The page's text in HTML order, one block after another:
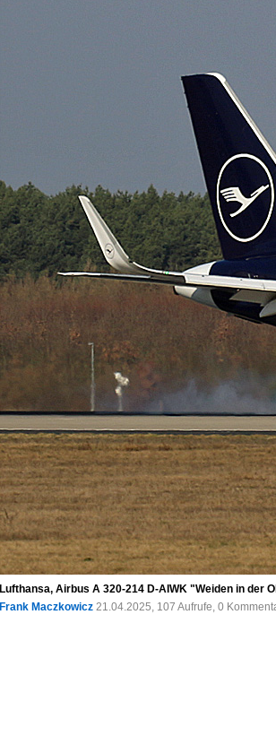
Lufthansa, Airbus A 320-214 D-AIWK "Weiden in der
Frank Maczkowicz 21.04.2025, 107 Aufrufe, 0